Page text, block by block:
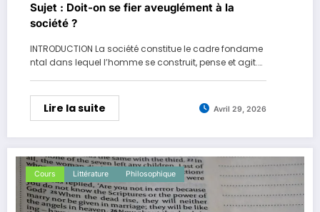
Sujet : Doit-on se fier aveuglément à la
société ?
INTRODUCTION La société constitue le cadre fondame
ntal dans lequel l’homme se construit, pense et agit.…
Lire la suite Avril 29, 2026
Cours Littérature Philosophique